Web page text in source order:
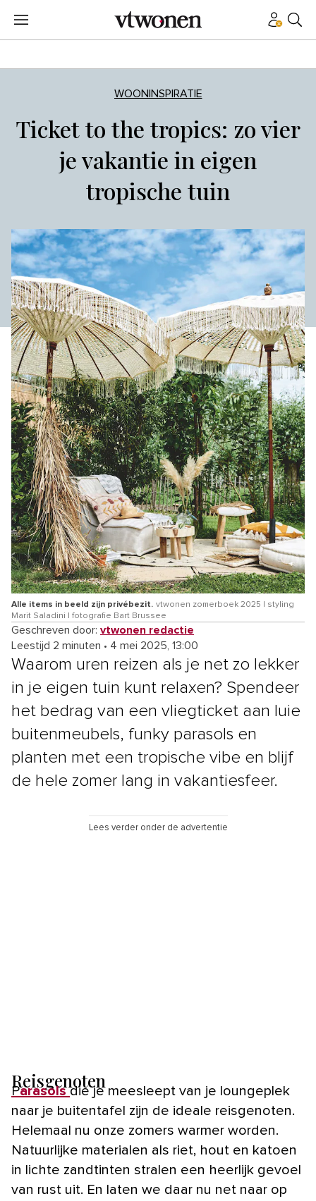
WOONINSPIRATIE
Ticket to the tropics: zo vier
je vakantie in eigen
tropische tuin
Alle items in beeld zijn privébezit. vtwonen zomerboek 2025 | styling
Marit Saladini | fotografie Bart Brussee
Geschreven door: vtwonen redactie
Leestijd 2 minuten • 4 mei 2025, 13:00
Waarom uren reizen als je net zo lekker
in je eigen tuin kunt relaxen? Spendeer
het bedrag van een vliegticket aan luie
buitenmeubels, funky parasols en
planten met een tropische vibe en blijf
de hele zomer lang in vakantiesfeer.
Lees verder onder de advertentie
Reisgenoten
Parasolsdie je meesleept van je loungeplek
naar je buitentafel zijn de ideale reisgenoten.
Helemaal nu onze zomers warmer worden.
Natuurlijke materialen als riet, hout en katoen
in lichte zandtinten stralen een heerlijk gevoel
van rust uit. En laten we daar nu net naar op